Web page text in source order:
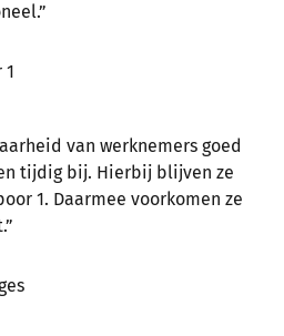
1
van werknemers goed
tijdig bij. Hierbij blijven ze
1. Daarmee voorkomen ze